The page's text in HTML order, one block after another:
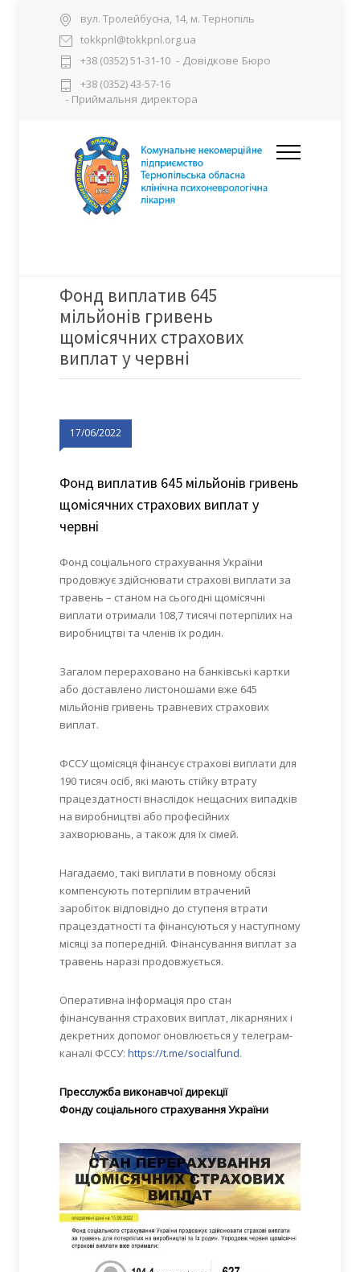
вул. Тролейбусна, 14, м. Тернопіль
tokkpnl@tokkpnl.org.ua
+38 (0352) 51-31-10 - Довідкове Бюро
+38 (0352) 43-57-16
- Приймальня директора
Фонд виплатив 645
мільйонів гривень
щомісячних страхових
виплат у червні
17/06/2022
Фонд виплатив 645 мільйонів гривень
щомісячних страхових виплат у
червні
Фонд соціального страхування України
продовжує здійснювати страхові виплати за
травень – станом на сьогодні щомісячні
виплати отримали 108,7 тисячі потерпілих на
виробництві та членів їх родин.
Загалом перераховано на банківські картки
або доставлено листоношами вже 645
мільйонів гривень травневих страхових
виплат.
ФССУ щомісяця фінансує страхові виплати для
190 тисяч осіб, які мають стійку втрату
працездатності внаслідок нещасних випадків
на виробництві або професійних
захворювань, а також для їх сімей.
Нагадаємо, такі виплати в повному обсязі
компенсують потерпілим втрачений
заробіток відповідно до ступеня втрати
працездатності та фінансуються у наступному
місяці за попередній. Фінансування виплат за
травень наразі продовжується.
Оперативна інформація про стан
фінансування страхових виплат, лікарняних і
декретних допомог оновлюється у телеграм-
каналі ФССУ: https://t.me/socialfund.
Пресслужба виконавчоїдирекції
Фонду соціального страхування України